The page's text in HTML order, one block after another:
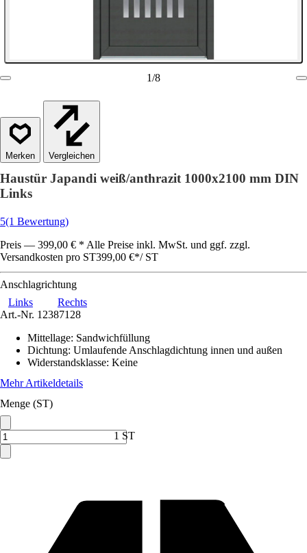
1/8
Vergleichen
Haustür Japandi weiß/anthrazit 1000x2100 mm DIN
Links
5(1 Bewertung)
Preis — 399,00 € * Alle Preise inkl. MwSt. und ggf. zzgl.
Versandkosten pro ST399,00 €*/ ST
Anschlagrichtung
Links
Rechts
Art.-Nr. 12387128
Mittellage: Sandwichfüllung
Dichtung: Umlaufende Anschlagdichtung innen und außen
Widerstandsklasse: Keine
Mehr Artikeldetails
Menge (ST)
1 ST